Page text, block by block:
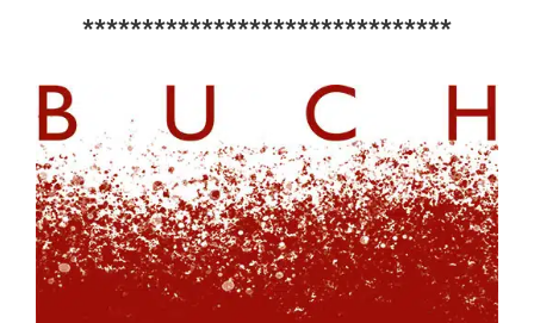
*******************************